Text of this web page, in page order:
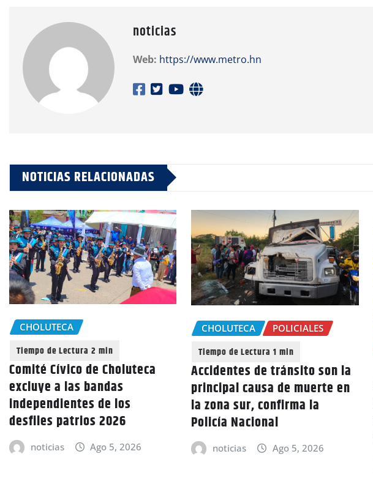
noticias
Web: https://www.metro.hn
NOTICIAS RELACIONADAS
CHOLUTECA
Comité Cívico de Choluteca
excluye a las bandas
independientes de los
desfiles patrios 2026
noticias Ago 5, 2026
CHOLUTECA POLICIALES
Accidentes de tránsito son la
principal causa de muerte en
la zona sur, confirma la
Policía Nacional
noticias Ago 5, 2026